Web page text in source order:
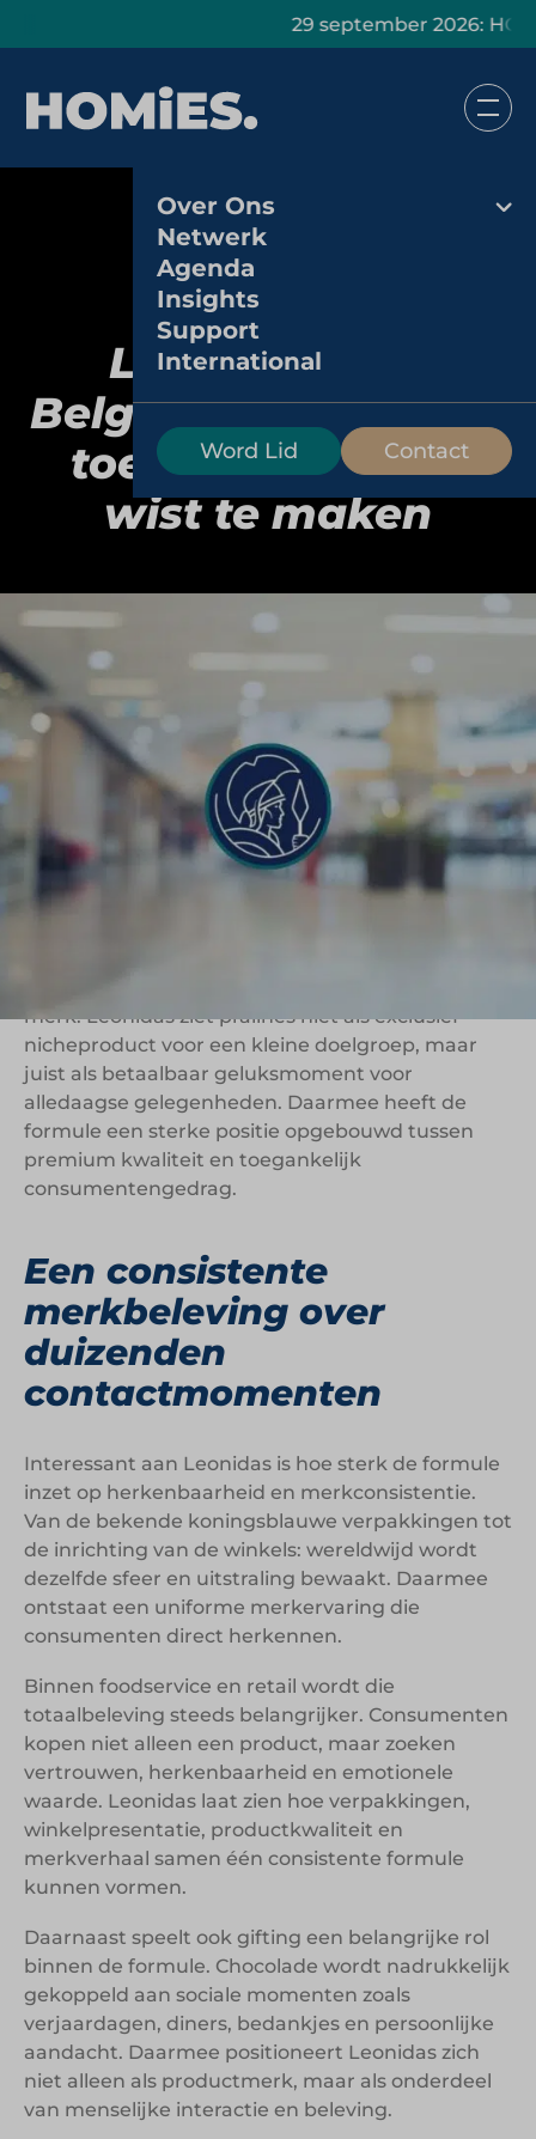
29 september 2026: HOMiES
Over Ons
Netwerk
Agenda
Insights
Support
International
Word Lid Contact
Leonidas: hoe
Belgische chocolade
toegankelijk luxe
wist te maken
Leonidas behoort al meer dan een eeuw tot de
bekendste chocolademerken van België. Wat
begon met één winkel en pralines op een
vensterbank, groeide uit tot een internationaal
merk met meer dan 1.200 verkooppunten in 40
landen. Toch draait de kracht van Leonidas niet
alleen om schaal of herkenbaarheid, maar vooral
om een duidelijke gedachte achter de formule:
luxe chocolade bereikbaar maken voor een breed
merk. Leonidas ziet pralines niet als exclusief
nicheproduct voor een kleine doelgroep, maar
juist als betaalbaar geluksmoment voor
alledaagse gelegenheden. Daarmee heeft de
formule een sterke positie opgebouwd tussen
premium kwaliteit en toegankelijk
consumentengedrag.
Een consistente
merkbeleving over
duizenden
contactmomenten
Interessant aan Leonidas is hoe sterk de formule
inzet op herkenbaarheid en merkconsistentie.
Van de bekende koningsblauwe verpakkingen tot
de inrichting van de winkels: wereldwijd wordt
dezelfde sfeer en uitstraling bewaakt. Daarmee
ontstaat een uniforme merkervaring die
consumenten direct herkennen.
Binnen foodservice en retail wordt die
totaalbeleving steeds belangrijker. Consumenten
kopen niet alleen een product, maar zoeken
vertrouwen, herkenbaarheid en emotionele
waarde. Leonidas laat zien hoe verpakkingen,
winkelpresentatie, productkwaliteit en
merkverhaal samen één consistente formule
kunnen vormen.
Daarnaast speelt ook gifting een belangrijke rol
binnen de formule. Chocolade wordt nadrukkelijk
gekoppeld aan sociale momenten zoals
verjaardagen, diners, bedankjes en persoonlijke
aandacht. Daarmee positioneert Leonidas zich
niet alleen als productmerk, maar als onderdeel
van menselijke interactie en beleving.